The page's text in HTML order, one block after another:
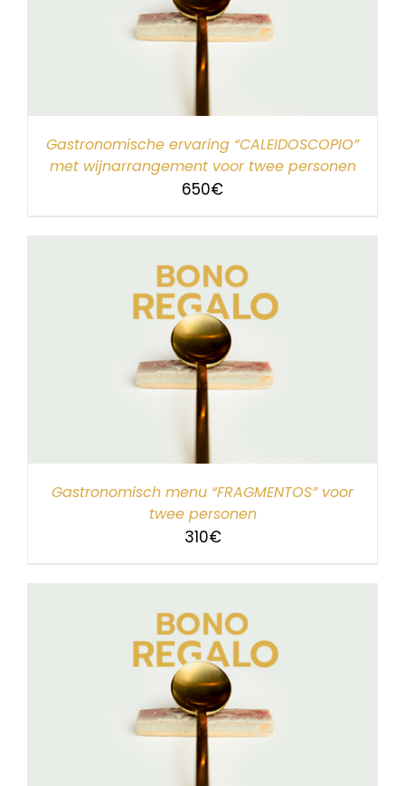
Gastronomische ervaring “CALEIDOSCOPIO”
met wijnarrangement voor twee personen
650€
Gastronomisch menu “FRAGMENTOS” voor
twee personen
310€